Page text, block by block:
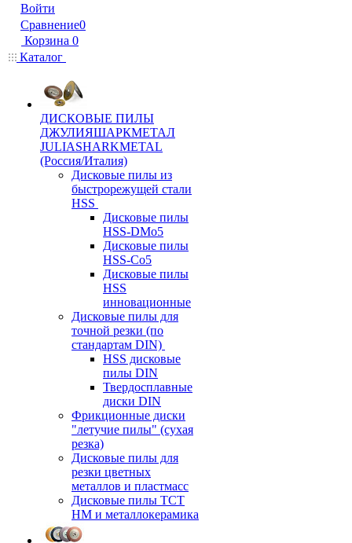
Войти
Сравнение0
Корзина 0
Каталог
ДИСКОВЫЕ ПИЛЫ
ДЖУЛИЯШАРКМЕТАЛ
JULIASHARKMETAL
(Россия/Италия)
Дисковые пилы из
быстрорежущей стали
HSS
Дисковые пилы
HSS-DMo5
Дисковые пилы
HSS-Co5
Дисковые пилы
HSS
инновационные
Дисковые пилы для
точной резки (по
стандартам DIN)
HSS дисковые
пилы DIN
Твердосплавные
диски DIN
Фрикционные диски
"летучие пилы" (сухая
резка)
Дисковые пилы для
резки цветных
металлов и пластмасс
Дисковые пилы ТСТ
НМ и металлокерамика